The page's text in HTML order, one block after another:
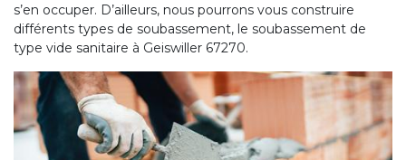
s’en occuper. D’ailleurs, nous pourrons vous construire
différents types de soubassement, le soubassement de
type vide sanitaire à Geiswiller 67270.